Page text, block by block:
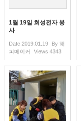
1월 19일 희성전자 봉
사
Date 2019.01.19 By 해
피메이커
Views 4343